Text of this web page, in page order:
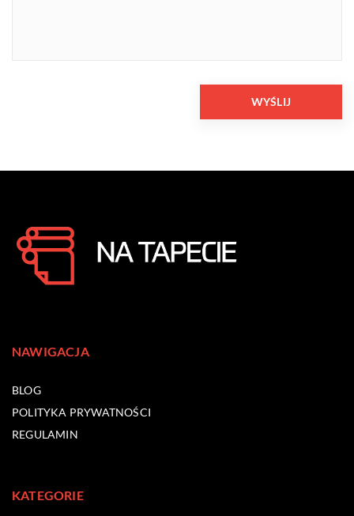
NAWIGACJA
BLOG
POLITYKA PRYWATNOŚCI
REGULAMIN
KATEGORIE